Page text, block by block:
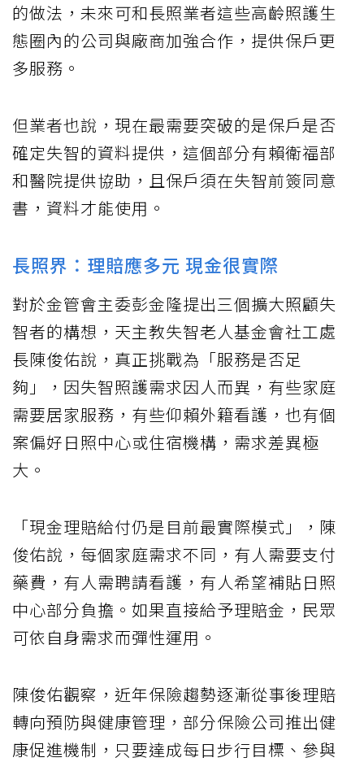
的做法，未來可和長照業者這些高齡照護生
態圈內的公司與廠商加強合作，提供保戶更
多服務。
但業者也說，現在最需要突破的是保戶是否
確定失智的資料提供，這個部分有賴衛福部
和醫院提供協助，且保戶須在失智前簽同意
書，資料才能使用。
長照界：理賠應多元 現金很實際
對於金管會主委彭金隆提出三個擴大照顧失
智者的構想，天主教失智老人基金會社工處
長陳俊佑說，真正挑戰為「服務是否足
夠」，因失智照護需求因人而異，有些家庭
需要居家服務，有些仰賴外籍看護，也有個
案偏好日照中心或住宿機構，需求差異極
大。
「現金理賠給付仍是目前最實際模式」，陳
俊佑說，每個家庭需求不同，有人需要支付
藥費，有人需聘請看護，有人希望補貼日照
中心部分負擔。如果直接給予理賠金，民眾
可依自身需求而彈性運用。
陳俊佑觀察，近年保險趨勢逐漸從事後理賠
轉向預防與健康管理，部分保險公司推出健
康促進機制，只要達成每日步行目標、參與